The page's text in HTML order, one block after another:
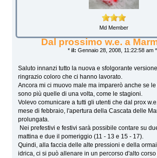
Md Member
Dal prossimo w.e. a
* il: Gennaio 28, 2008, 11:22:58 am *
Saluto innanzi tutto la nuova e sfolgorante
ringrazio coloro che ci hanno lavorato.
Ancora mi ci muovo male ma imparerò anche se
sono più quelle di una volta, come le stagioni.
Volevo comunicare a tutti gli utenti che dal prox
mese di febbraio, l'apertura della Cascata delle
prolungata.
Nei prefestivi e festivi sarà possibile contare su
mattina e due il pomeriggio (11 - 13 e 15 - 17).
Quindi, alla faccia delle alte pressioni e della
idrica, ci si può allenare in un percorso d'alto corso